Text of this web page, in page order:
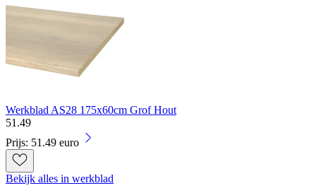
Werkblad AS28 175x60cm Grof Hout
51.49
Prijs: 51.49 euro
Bekijk alles in werkblad